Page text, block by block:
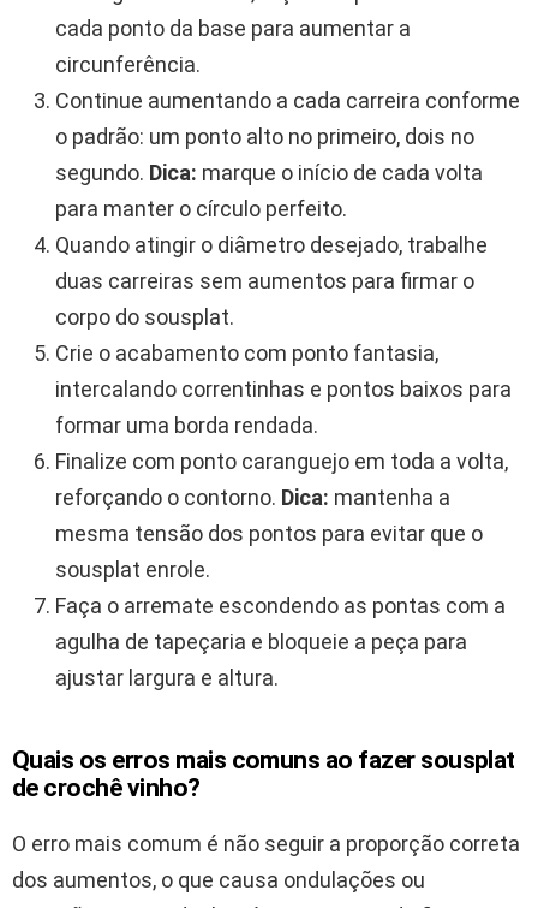
cada ponto da base para aumentar a
circunferência.
Continue aumentando a cada carreira conforme
o padrão: um ponto alto no primeiro, dois no
segundo. Dica: marque o início de cada volta
para manter o círculo perfeito.
Quando atingir o diâmetro desejado, trabalhe
duas carreiras sem aumentos para firmar o
corpo do sousplat.
Crie o acabamento com ponto fantasia,
intercalando correntinhas e pontos baixos para
formar uma borda rendada.
Finalize com ponto caranguejo em toda a volta,
reforçando o contorno. Dica: mantenha a
mesma tensão dos pontos para evitar que o
sousplat enrole.
Faça o arremate escondendo as pontas com a
agulha de tapeçaria e bloqueie a peça para
ajustar largura e altura.
Quais os erros mais comuns ao fazer sousplat
de crochê vinho?
O erro mais comum é não seguir a proporção correta
dos aumentos, o que causa ondulações ou